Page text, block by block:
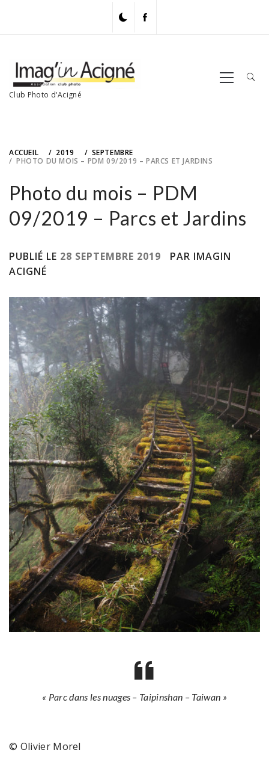
Club Photo d'Acigné
Primary
Menu
ACCUEIL 2019
SEPTEMBRE
PHOTO DU MOIS – PDM 09/2019 – PARCS ET JARDINS
Photo du mois – PDM
09/2019 – Parcs et Jardins
PUBLIÉ LE 28 SEPTEMBRE 2019
PAR IMAGIN
ACIGNÉ
« Parc dans les nuages – Taipinshan – Taiwan »
© Olivier Morel